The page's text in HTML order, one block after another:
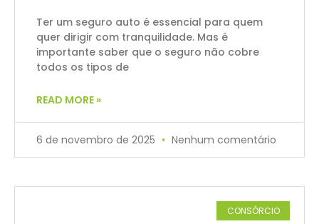
Ter um seguro auto é essencial para quem
quer dirigir com tranquilidade. Mas é
importante saber que o seguro não cobre
todos os tipos de
READ MORE »
6 de novembro de 2025 Nenhum comentário
CONSÓRCIO